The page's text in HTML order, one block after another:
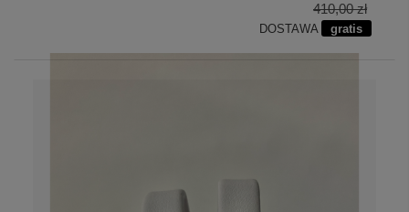
410,00 zł
DOSTAWA gratis